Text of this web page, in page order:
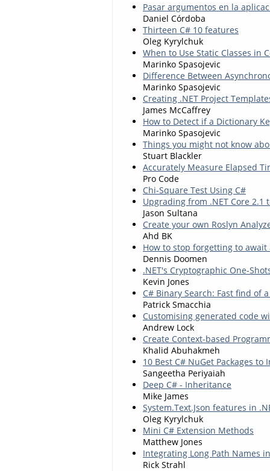
Pasar argumentos en la
Daniel Córdoba
Thirteen C# 10 features
Oleg Kyrylchuk
When to Use Static Classes in
Marinko Spasojevic
Difference Between
Marinko Spasojevic
Creating .NET Project
James McCaffrey
How to Detect if a Dictionary
Marinko Spasojevic
Things you might not know
Stuart Blackler
Accurately Measure Elapsed
Pro Code
Chi-Square Test Using C#
Upgrading from .NET Core 2.1
Jason Sultana
Create your own Roslyn
Ahd BK
How to stop forgetting to
Dennis Doomen
.NET's Cryptographic One-
Kevin Jones
C# Binary Search: Fast find of
Patrick Smacchia
Customising generated code
Andrew Lock
Create Context-based
Khalid Abuhakmeh
10 Best C# NuGet Packages
Sangeetha Periyaiah
Deep C# - Inheritance
Mike James
System.Text.Json features in
Oleg Kyrylchuk
Mini C# Extension Methods
Matthew Jones
Integrating Long Path Names
Rick Strahl